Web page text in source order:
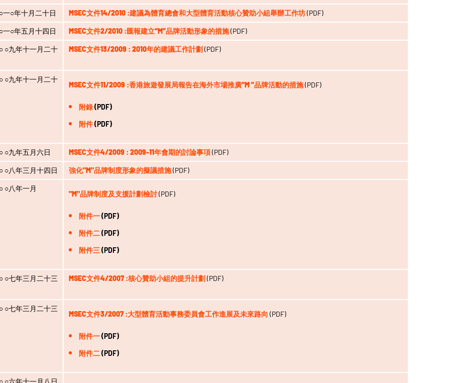
一○年十月二十日 MSEC文件14/2010 :建議為體育總會和大型體育活動核心贊助小組舉辦工作坊(PDF)
一○年五月十四日 MSEC文件2/2010 :匯報建立“M”品牌活動形象的措施(PDF)
○九年十一月二十
MSEC文件13/2009 : 2010年的建議工作計劃(PDF)
○九年十一月二十
MSEC文件11/2009 :香港旅遊發展局報告在海外市場推廣“M ”品牌活動的措施(PDF)
附錄(PDF)
附件(PDF)
○九年五月六日 MSEC文件4/2009 : 2009-11年會期的討論事項(PDF)
○八年三月十四日 強化"M"品牌制度形象的擬議措施(PDF)
○八年一月
"M"品牌制度及支援計劃檢討(PDF)
附件一(PDF)
附件二(PDF)
附件三(PDF)
○七年三月二十三
MSEC文件4/2007 :核心贊助小組的提升計劃(PDF)
○七年三月二十三
MSEC文件3/2007 :大型體育活動事務委員會工作進展及未來路向 (PDF)
附件一(PDF)
附件二(PDF)